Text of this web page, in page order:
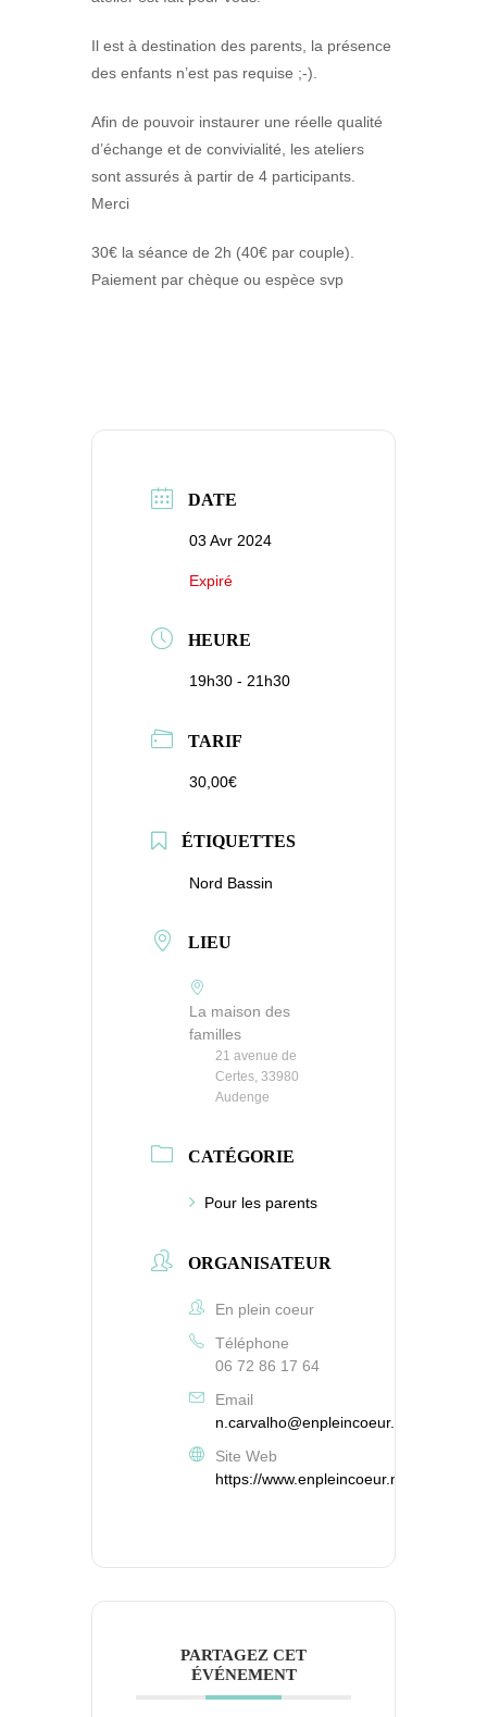
Il est à destination des parents, la présence
des enfants n’est pas requise ;-).
Afin de pouvoir instaurer une réelle qualité
d’échange et de convivialité, les ateliers
sont assurés à partir de 4 participants.
Merci
30€ la séance de 2h (40€ par couple).
Paiement par chèque ou espèce svp
DATE
03 Avr 2024
Expiré
HEURE
19h30 - 21h30
TARIF
30,00€
ÉTIQUETTES
Nord Bassin
LIEU
La maison des
familles
21 avenue de
Certes, 33980
Audenge
CATÉGORIE
Pour les parents
ORGANISATEUR
En plein coeur
Téléphone
06 72 86 17 64
Email
n.carvalho@enpleincoeur.net
Site Web
https://www.enpleincoeur.net
PARTAGEZ CET
ÉVÉNEMENT